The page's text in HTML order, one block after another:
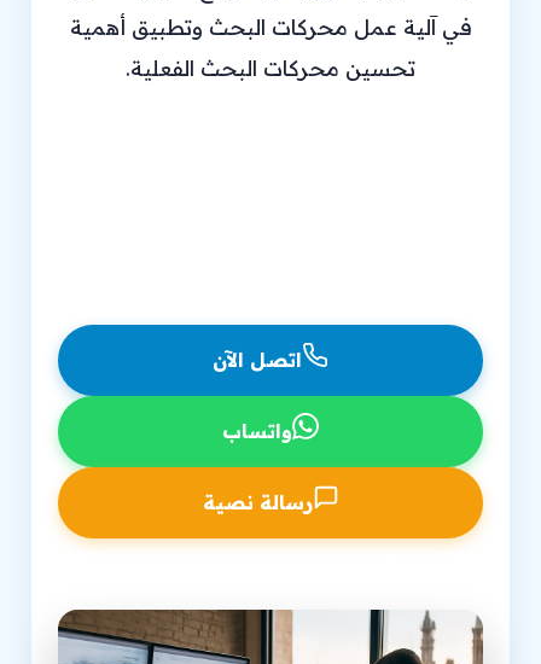
في آلية عمل محركات البحث وتطبيق أهمية
تحسين محركات البحث الفعلية.
اتصل الآن
واتساب
رسالة نصية